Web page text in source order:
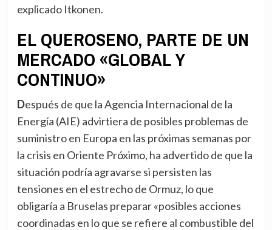
explicado Itkonen.
EL QUEROSENO, PARTE DE UN
MERCADO «GLOBAL Y
CONTINUO»
Después de que la Agencia Internacional de la
Energía (AIE) advirtiera de posibles problemas de
suministro en Europa en las próximas semanas por
la crisis en Oriente Próximo, ha advertido de que la
situación podría agravarse si persisten las
tensiones en el estrecho de Ormuz, lo que
obligaría a Bruselas preparar «posibles acciones
coordinadas en lo que se refiere al combustible del